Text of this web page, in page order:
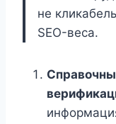
не
SEO-веса.